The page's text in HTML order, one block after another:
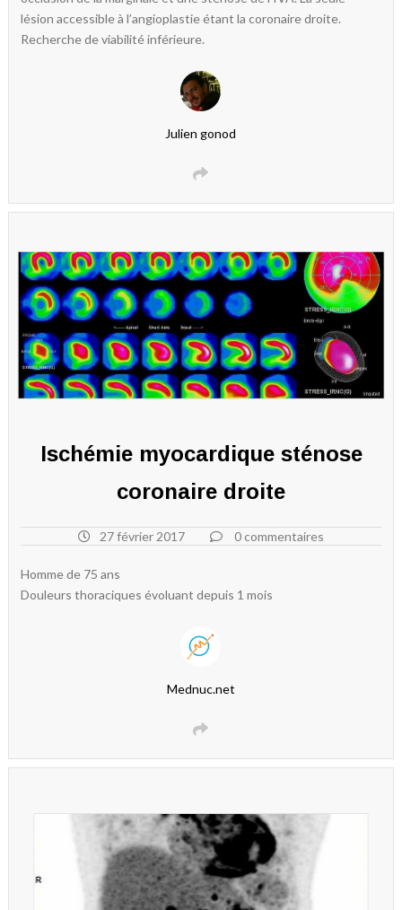
lésion accessible à l’angioplastie étant la coronaire droite.
Recherche de viabilité inférieure.
Julien gonod
Ischémie myocardique sténose
coronaire droite
27 février 2017 0 commentaires
Homme de 75 ans
Douleurs thoraciques évoluant depuis 1 mois
Mednuc.net